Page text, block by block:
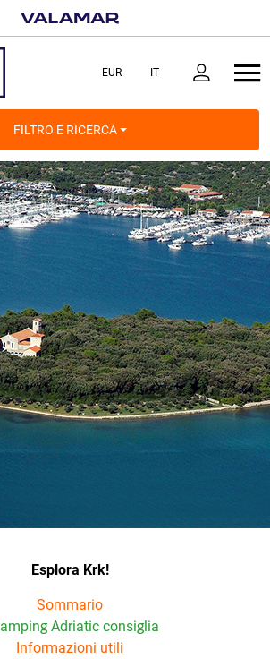
FILTRO E RICERCA
Esplora Krk!
Sommario
Adriatic consiglia
Informazioni utili